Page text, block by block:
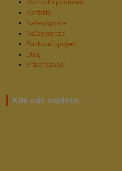
Obchodní podmínky
Kontakty
Naše doprava
Naše recenze
Bankovní spojení
Blog
Vrácení zboží
Kde nás najdete